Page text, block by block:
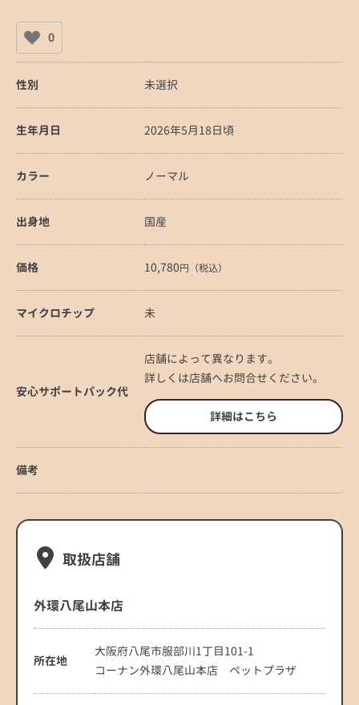
0
性別 未選択
生年月日 2026年5月18日頃
カラー ノーマル
出身地 国産
価格 10,780円（税込）
マイクロチップ 未
安心サポートパック代
店舗によって異なります。
詳しくは店舗へお問合せください。
詳細はこちら
備考
取扱店舗
外環八尾山本店
所在地
大阪府八尾市服部川1丁目101-1
コーナン外環八尾山本店 ペットプラザ